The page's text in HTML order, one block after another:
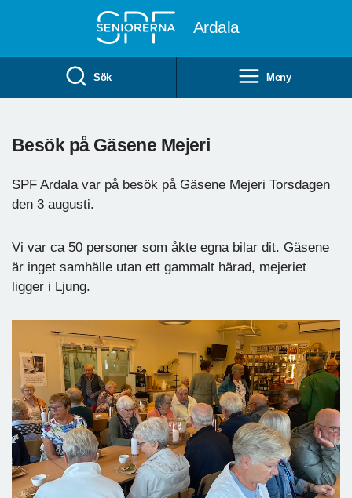
Ardala
Sök Meny
Besök på Gäsene Mejeri
SPF Ardala var på besök på Gäsene Mejeri Torsdagen
den 3 augusti.
Vi var ca 50 personer som åkte egna bilar dit. Gäsene
är inget samhälle utan ett gammalt härad, mejeriet
ligger i Ljung.